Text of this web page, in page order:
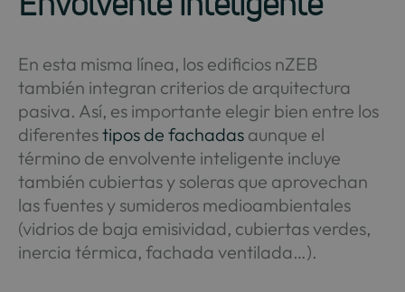
En esta misma línea, los edificios nZEB
también integran criterios de arquitectura
pasiva. Así, es importante elegir bien entre los
diferentestipos de fachadasaunque el
término de envolvente inteligente incluye
también cubiertas y soleras que aprovechan
las fuentes y sumideros medioambientales
(vidrios de baja emisividad, cubiertas verdes,
inercia térmica, fachada ventilada…).